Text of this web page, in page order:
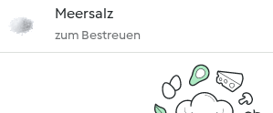
Meersalz
zum Bestreuen